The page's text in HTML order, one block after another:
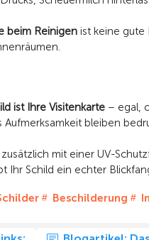
beim Reinigenist keine gute
ist Ihre Visitenkarte– egal,
Aufmerksamkeit bleiben
mit einer UV-
Ihr Schild ein echter
Beschilderung